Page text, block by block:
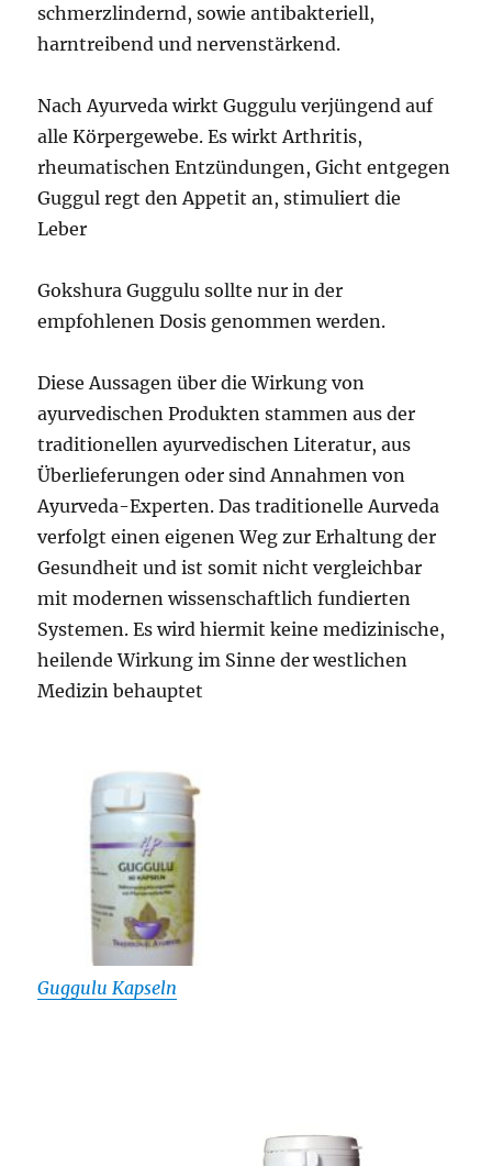
schmerzlindernd, sowie antibakteriell,
harntreibend und nervenstärkend.
Nach Ayurveda wirkt Guggulu verjüngend auf
alle Körpergewebe. Es wirkt Arthritis,
rheumatischen Entzündungen, Gicht entgegen
Guggul regt den Appetit an, stimuliert die
Leber
Gokshura Guggulu sollte nur in der
empfohlenen Dosis genommen werden.
Diese Aussagen über die Wirkung von
ayurvedischen Produkten stammen aus der
traditionellen ayurvedischen Literatur, aus
Überlieferungen oder sind Annahmen von
Ayurveda-Experten. Das traditionelle Aurveda
verfolgt einen eigenen Weg zur Erhaltung der
Gesundheit und ist somit nicht vergleichbar
mit modernen wissenschaftlich fundierten
Systemen. Es wird hiermit keine medizinische,
heilende Wirkung im Sinne der westlichen
Medizin behauptet
Guggulu Kapseln